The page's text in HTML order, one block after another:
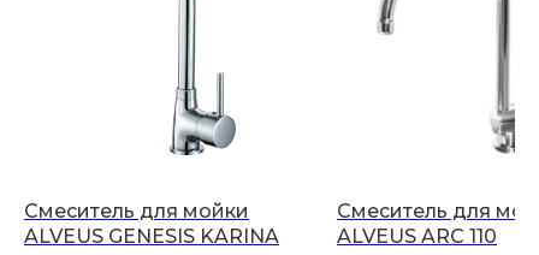
Смеситель для мойки
ALVEUS GENESIS KARINA
Смеситель для
ALVEUS ARC 110